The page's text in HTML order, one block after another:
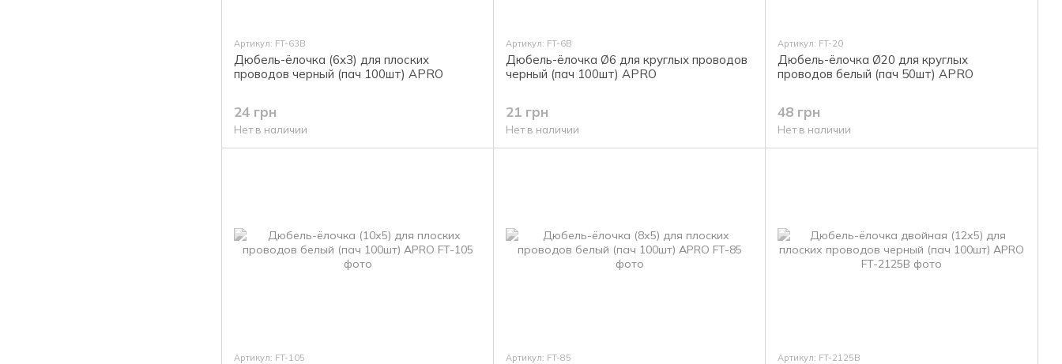
Артикул: FT-63B
Дюбель-ёлочка (6х3) для плоских
проводов черный (пач 100шт) APRO
24 грн
Нет в наличии
Артикул: FT-6B
Дюбель-ёлочка Ø6 для круглых проводов
черный (пач 100шт) APRO
21 грн
Нет в наличии
Артикул: FT-20
Дюбель-ёлочка Ø20 для круглых
проводов белый (пач 50шт) APRO
48 грн
Нет в наличии
Артикул: FT-105 Артикул: FT-85 Артикул: FT-2125B